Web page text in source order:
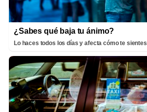
¿Sabes qué baja tu ánimo?
Lo haces todos los días y afecta cómo te sientes